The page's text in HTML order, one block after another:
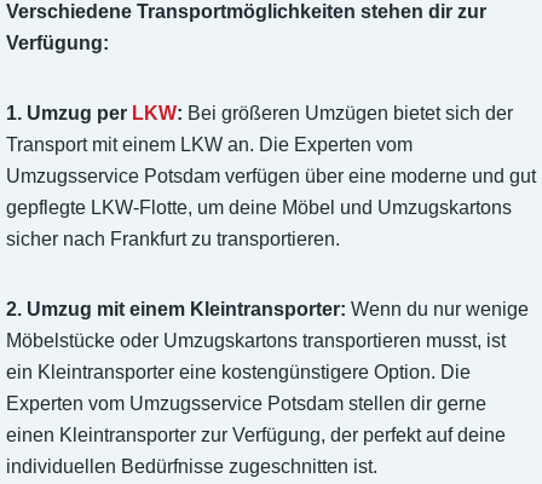
Verschiedene Transportmöglichkeiten stehen dir zur
Verfügung:
1. Umzug per LKW: Bei größeren Umzügen bietet sich der
Transport mit einem LKW an. Die Experten vom
Umzugsservice Potsdam verfügen über eine moderne und gut
gepflegte LKW-Flotte, um deine Möbel und Umzugskartons
sicher nach Frankfurt zu transportieren.
2. Umzug mit einem Kleintransporter: Wenn du nur wenige
Möbelstücke oder Umzugskartons transportieren musst, ist
ein Kleintransporter eine kostengünstigere Option. Die
Experten vom Umzugsservice Potsdam stellen dir gerne
einen Kleintransporter zur Verfügung, der perfekt auf deine
individuellen Bedürfnisse zugeschnitten ist.